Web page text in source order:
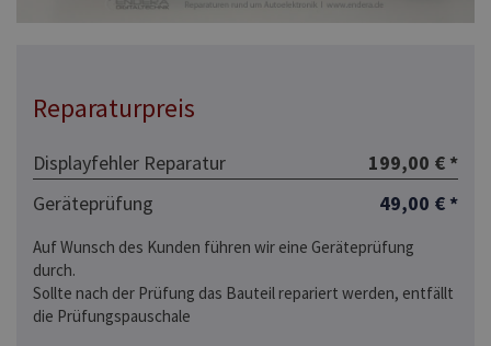
Reparaturpreis
Displayfehler Reparatur
199,00 € *
Geräteprüfung
49,00 € *
Auf Wunsch des Kunden führen wir eine Geräteprüfung
durch.
Sollte nach der Prüfung das Bauteil repariert werden, entfällt
die Prüfungspauschale